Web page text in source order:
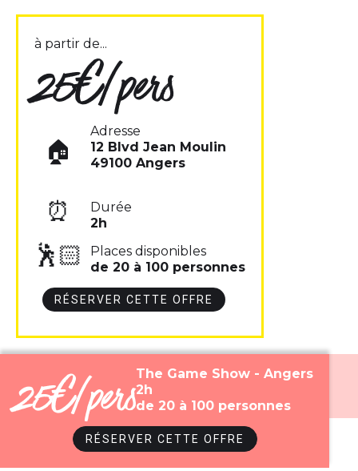
à partir de...
25€/pers
🏠
Adresse
12 Blvd Jean Moulin
49100 Angers
⏰
Durée
2h
🕺🏻
Places disponibles
de 20 à 100 personnes
RÉSERVER CETTE OFFRE
25€/persThe Game Show - Angers
2h
de 20 à 100 personnes
RÉSERVER CETTE OFFRE
Questions fréquentes